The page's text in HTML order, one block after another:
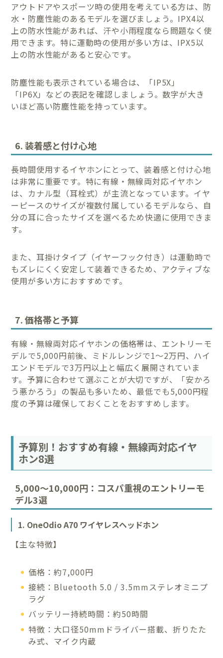
アウトドアやスポーツ時の使用を考えている方は、防
水・防塵性能のあるモデルを選びましょう。IPX4以
上の防水性能があれば、汗や小雨程度なら問題なく使
用できます。特に運動時の使用が多い方は、IPX5以
上の防水性能があると安心です。
防塵性能も表示されている場合は、「IP5X」
「IP6X」などの表記を確認しましょう。数字が大き
いほど高い防塵性能を持っています。
6. 装着感と付け心地
長時間使用するイヤホンにとって、装着感と付け心地
は非常に重要です。特に有線・無線両対応イヤホン
は、カナル型（耳栓式）が主流となっています。イヤ
ーピースのサイズが複数付属しているモデルなら、自
分の耳に合ったサイズを選べるため快適に使用できま
す。
また、耳掛けタイプ（イヤーフック付き）は運動時で
もズレにくく安定して装着できるため、アクティブな
使用が多い方におすすめです。
7. 価格帯と予算
有線・無線両対応イヤホンの価格帯は、エントリーモ
デルで5,000円前後、ミドルレンジで1〜2万円、ハイ
エンドモデルで3万円以上と幅広く展開されていま
す。予算に合わせて選ぶことが大切ですが、「安かろ
う悪かろう」の製品も多いため、最低でも5,000円程
度の予算は確保しておくことをおすすめします。
予算別！おすすめ有線・無線両対応イヤ
ホン8選
5,000〜10,000円：コスパ重視のエントリーモ
デル3選
1. OneOdio A70 ワイヤレスヘッドホン
【主な特徴】
価格：約7,000円
接続：Bluetooth 5.0 / 3.5mmステレオミニプ
ラグ
バッテリー持続時間：約50時間
特徴：大口径50mmドライバー搭載、折りたた
み式、マイク内蔵